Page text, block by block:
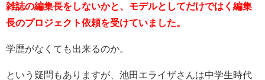
雑誌の編集長をしないかと、モデルとしてだけではく編集
長のプロジェクト依頼を受けていました。
学歴がなくても出来るのか。
という疑問もありますが、池田エライザさんは中学生時代